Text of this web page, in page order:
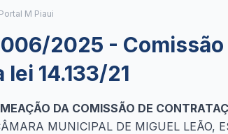
M Piaui
2025 -
14.133/21
DA COMISSÃO DE
MUNICIPAL DE MIGUEL LEÃO,